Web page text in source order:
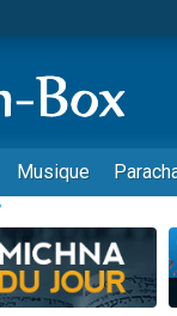
aux Orphelins
dans un appartement
de Yohan
Musique